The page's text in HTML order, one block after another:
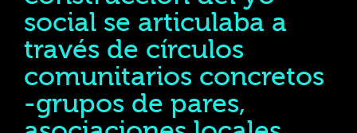
social se articulaba a
través de círculos
comunitarios concretos
-grupos de pares,